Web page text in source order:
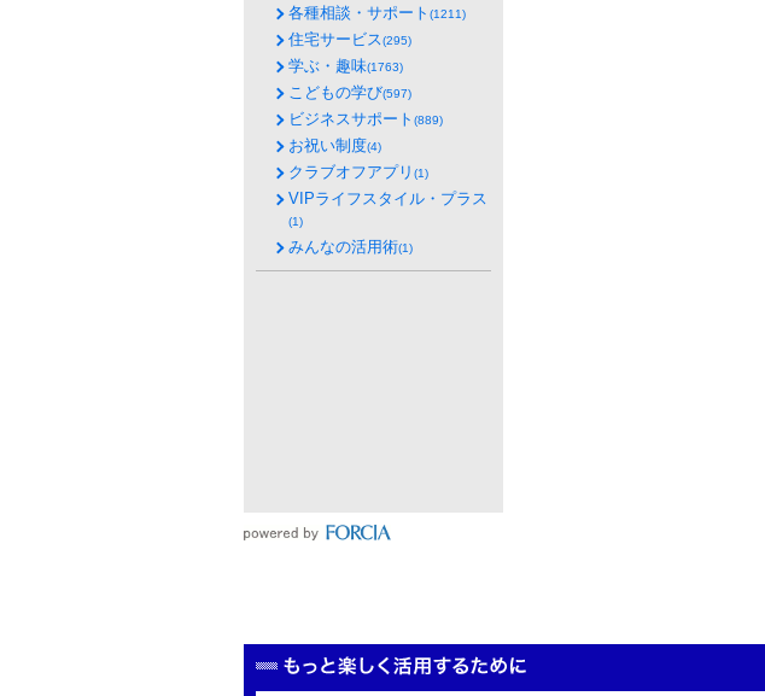
各種相談・サポート (1211)
住宅サービス(295)
学ぶ・趣味(1763)
こどもの学び(597)
ビジネスサポート (889)
お祝い制度(4)
クラブオフアプリ (1)
VIPライフスタイル・プラス
(1)
みんなの活用術(1)